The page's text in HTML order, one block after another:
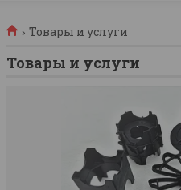
Товары и услуги
Товары и услуги